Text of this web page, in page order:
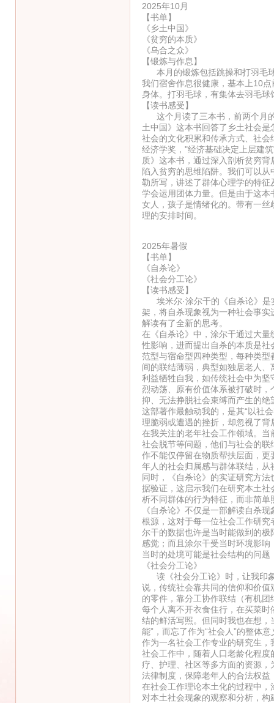
2025年10月
【书单】
《乡土中国》
《贫穷的本质》
《乌合之众》
【锻炼与作息】
本月的锻炼包括跳操和打羽毛球
我们宿舍作息很健康，基本上10
身体。打羽毛球，有集体去羽毛
【读书感受】
这个月读了三本书，前两个月的
土中国》这本书回答了乡土社会
社会的文化积累和传承方式、社
经济学奖，"经济基础决定上层建
质》这本书，通过深入剖析贫穷
陷入贫穷的思维陷阱。我们可以
勒所写，讲述了群体心理学的特
学会运用团体力量。但是由于这
女人，孩子是情绪化的。带有一
理的安排时间。
2025年暑假
【书单】
《自杀论》
《社会分工论》
【读书感受】
埃米尔·涂尔干的《自杀论》是
架，将自杀现象视为一种社会事
解读有了全新的思考。
在《自杀论》中，涂尔干通过大
性影响，进而提出自杀的本质是
范型与宿命型四种类型，每种类
间的联结薄弱，典型如独居老人
利益牺牲自我，如传统社会中为
烈动荡、原有价值体系被打破时
抑、无法挣脱社会束缚而产生的绝
这部著作最触动我的，是其“以社
理脆弱或遭遇的挫折，却忽视了
在我关注的老年社会工作领域。
社会脱节等问题，他们与社会的
作不能仅停留在物质帮扶层面，
年人的社会归属感与群体联结，从
同时，《自杀论》的实证研究方
据验证，这启示我们在研究本土
析不同群体的行为特征，而非简单
《自杀论》不仅是一部解读自杀
根源，这对于每一位社会工作研
尔干的数据也许是当时能做到的
感觉；而且涂尔干受当时环境影
当时的处境可能是社会结构的问
《社会分工论》
读《社会分工论》时，让我印象
说，传统社会靠共同的信仰和价
的零件，靠分工协作联结（有机
每个人离不开衣食住行，在买菜时
结的鲜活写照。但同时我也在想
能”，而忘了作为“社会人”的整体
作为一名社会工作专业的研究生
社会工作中，随着人口老龄化程
疗、护理、社区等多方面的资源
法律制度，保障老年人的合法权
在社会工作理论本土化的过程中
对本土社会现象的观察和分析，